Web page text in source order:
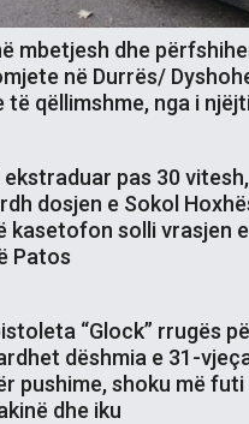
mbetjesh dhe
në Durrës/
të qëllimshme, nga i
pas 30
dosjen e Sokol
kasetofon solli vrasjen
Patos
“Glock” rrugës
dëshmia e 31-
pushime, shoku më futi
dhe iku